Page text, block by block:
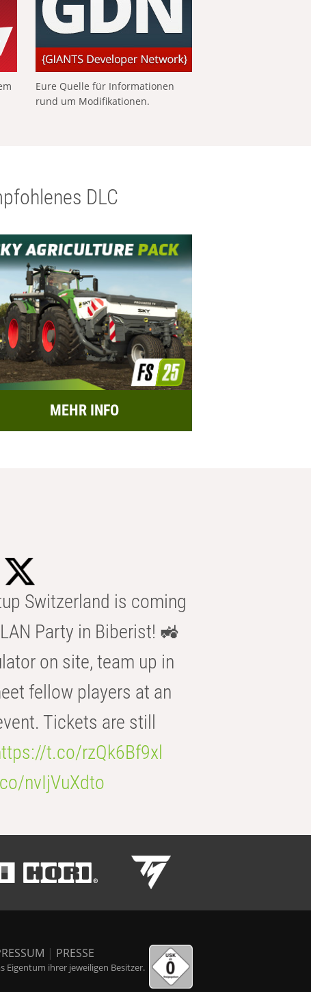
Eure Quelle für Informationen
rund um Modifikationen.
DLC
MEHR INFO
Switzerland is coming
Party in Biberist! 🚜
on site, team up in
fellow players at an
Tickets are still
t.co/rzQk6Bf9xl
nvIjVuXdto
| PRESSE
Eigentum ihrer jeweiligen Besitzer.